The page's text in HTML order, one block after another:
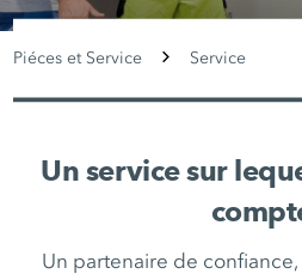
Piéces et Service Service
Un service sur
Un partenaire de confiance,